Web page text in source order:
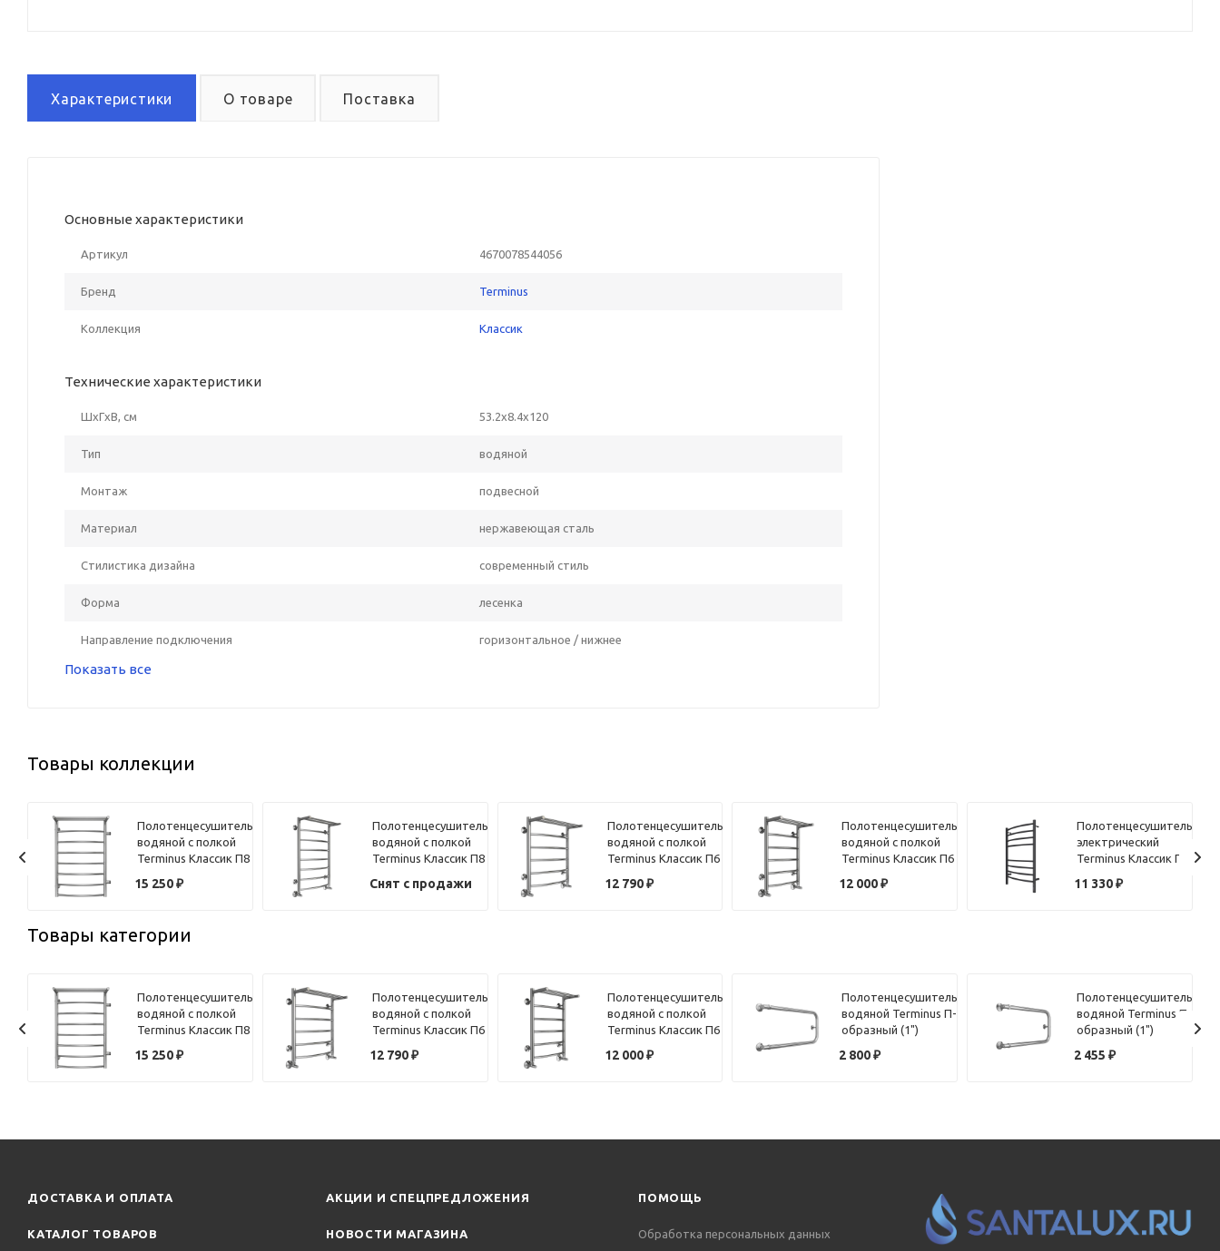
Характеристики О товаре Поставка
Основные характеристики
Артикул 4670078544056
Бренд Terminus
Коллекция Классик
Технические характеристики
ШxГxВ, см 53.2x8.4x120
Тип водяной
Монтаж подвесной
Материал нержавеющая сталь
Стилистика дизайна современный стиль
Форма лесенка
Направление подключения горизонтальное / нижнее
Показать все
Товары коллекции
Полотенцесушитель
водяной с полкой
Terminus Классик П8
15 250₽
Полотенцесушитель
водяной с полкой
Terminus Классик П8
Снят с продажи
Полотенцесушитель
водяной с полкой
Terminus Классик П6
12 790₽
Полотенцесушитель
водяной с полкой
Terminus Классик П6
12 000₽
Полотенцесушитель
электрический
Terminus Классик П8
муар
11 330₽
Товары категории
Полотенцесушитель
водяной с полкой
Terminus Классик П8
15 250₽
Полотенцесушитель
водяной с полкой
Terminus Классик П6
12 790₽
Полотенцесушитель
водяной с полкой
Terminus Классик П6
12 000₽
Полотенцесушитель
водяной Terminus П-
образный (1")
2 800₽
Полотенцесушитель
водяной Terminus П-
образный (1")
2 455 ₽
ДОСТАВКА И ОПЛАТА
КАТАЛОГ ТОВАРОВ
АКЦИИ И СПЕЦПРЕДЛОЖЕНИЯ
НОВОСТИ МАГАЗИНА
ПОМОЩЬ
Обработка персональных данных